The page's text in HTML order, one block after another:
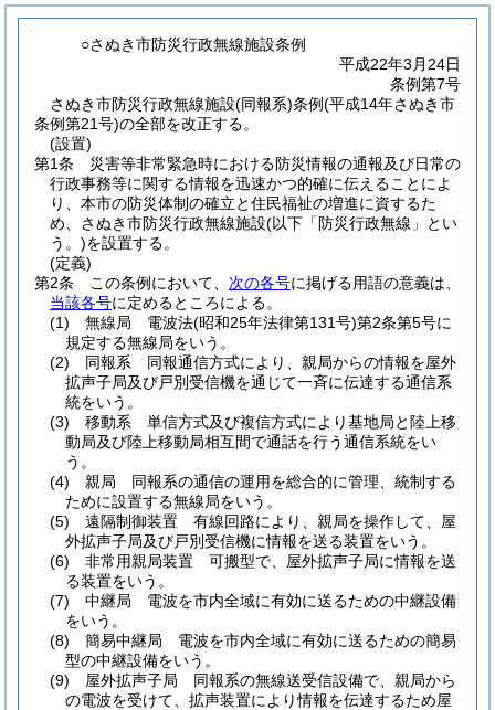
○さぬき市防災行政無線施設条例
平成22年3月24日
条例第7号
さぬき市防災行政無線施設(同報系)条例(平成14年さぬき市
条例第21号)の全部を改正する。
(設置)
第1条
災害等非常緊急時における防災情報の通報及び日常の
行政事務等に関する情報を迅速かつ的確に伝えることによ
り、本市の防災体制の確立と住民福祉の増進に資するた
め、さぬき市防災行政無線施設(以下「防災行政無線」とい
う。)を設置する。
(定義)
第2条
この条例において、 次の各号に掲げる用語の意義は、
当該各号に定めるところによる。
(1)
無線局 電波法(昭和25年法律第131号)第2条第5号に
規定する無線局をいう。
(2)
同報系 同報通信方式により、親局からの情報を屋外
拡声子局及び戸別受信機を通じて一斉に伝達する通信系
統をいう。
(3)
移動系 単信方式及び複信方式により基地局と陸上移
動局及び陸上移動局相互間で通話を行う通信系統をい
う。
(4)
親局 同報系の通信の運用を総合的に管理、統制する
ために設置する無線局をいう。
(5)
遠隔制御装置 有線回路により、親局を操作して、屋
外拡声子局及び戸別受信機に情報を送る装置をいう。
(6)
非常用親局装置 可搬型で、屋外拡声子局に情報を送
る装置をいう。
(7)
中継局 電波を市内全域に有効に送るための中継設備
をいう。
(8)
簡易中継局 電波を市内全域に有効に送るための簡易
型の中継設備をいう。
(9)
屋外拡声子局 同報系の無線送受信設備で、親局から
の電波を受けて、拡声装置により情報を伝達するため屋